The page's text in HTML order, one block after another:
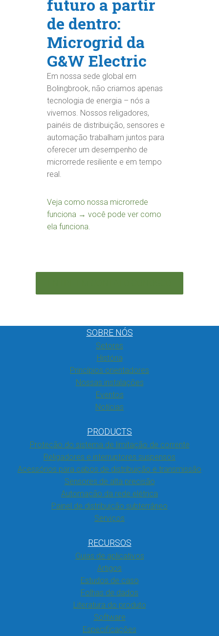
futuro a partir
de dentro:
Microgrid da
G&W Electric
Em nossa sede global em
Bolingbrook, não criamos apenas
tecnologia de energia – nós a
vivemos. Nossos religadores,
painéis de distribuição, sensores e
automação trabalham juntos para
oferecer um desempenho de
microrrede resiliente e em tempo
real.
Veja como nossa microrrede
funciona → você pode ver como
ela funciona.
SOBRE NÓS
Setores
História
Princípios orientadores
Nossas instalações
Eventos
Notícias
PRODUCTS
Proteção do sistema de limitação de corrente
Religadores e interruptores suspensos
Acessórios para cabos de distribuição e transmissão
Sensores de alta precisão
Automação da rede elétrica
Painel de distribuição subterrâneo
Serviços
RECURSOS
Guias de aplicativos
Artigos
Estudos de caso
Folhas de dados
Literatura do produto
Software
Especificações